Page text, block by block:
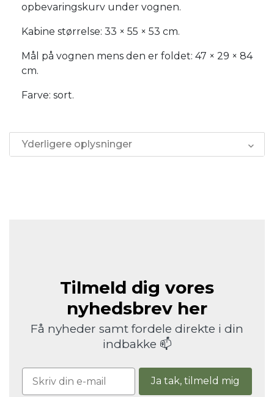
opbevaringskurv under vognen.
Kabine størrelse: 33 × 55 × 53 cm.
Mål på vognen mens den er foldet: 47 × 29 × 84
cm.
Farve: sort.
Yderligere oplysninger
Tilmeld dig vores
nyhedsbrev her
Få nyheder samt fordele direkte i din
indbakke 📫
Ja tak, tilmeld mig